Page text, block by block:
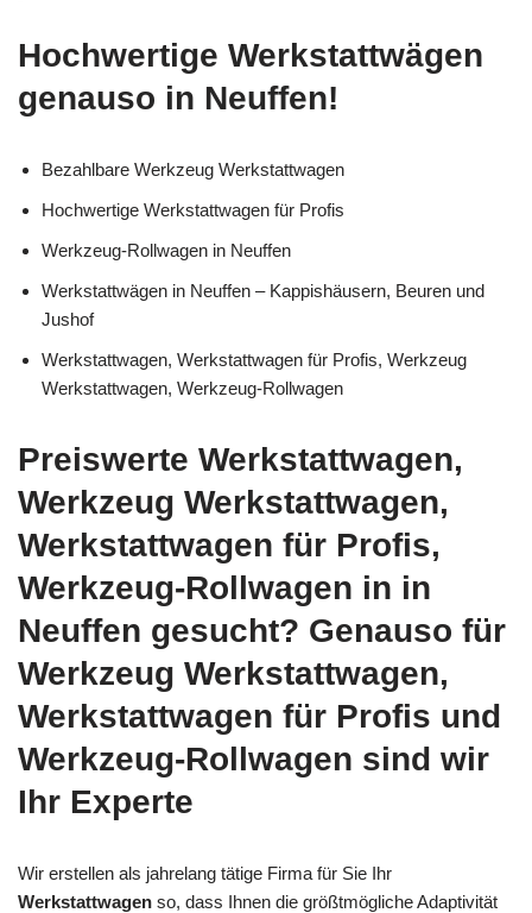
Hochwertige Werkstattwägen
genauso in Neuffen!
Bezahlbare Werkzeug Werkstattwagen
Hochwertige Werkstattwagen für Profis
Werkzeug-Rollwagen in Neuffen
Werkstattwägen in Neuffen – Kappishäusern, Beuren und
Jushof
Werkstattwagen, Werkstattwagen für Profis, Werkzeug
Werkstattwagen, Werkzeug-Rollwagen
Preiswerte Werkstattwagen,
Werkzeug Werkstattwagen,
Werkstattwagen für Profis,
Werkzeug-Rollwagen in in
Neuffen gesucht? Genauso für
Werkzeug Werkstattwagen,
Werkstattwagen für Profis und
Werkzeug-Rollwagen sind wir
Ihr Experte
Wir erstellen als jahrelang tätige Firma für Sie Ihr
Werkstattwagen so, dass Ihnen die größtmögliche Adaptivität